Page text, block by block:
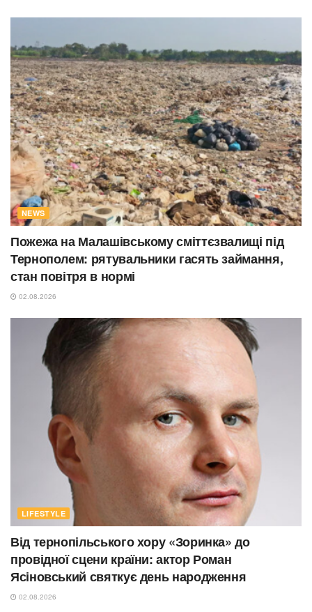
NEWS
Пожежа на Малашівському сміттєзвалищі під
Тернополем: рятувальники гасять займання,
стан повітря в нормі
02.08.2026
LIFESTYLE
Від тернопільського хору «Зоринка» до
провідної сцени країни: актор Роман
Ясіновський святкує день народження
02.08.2026